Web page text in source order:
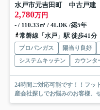
水戸市元吉田町 中古戸建
2,780万円
- / 110.33㎡ / 4LDK /築5年
常磐線「水戸」駅 徒歩41分
プロパンガス 陽当り良好
システムキッチン
カウンタ
24時間ご対応可能です！！フッ
産会社探しでお悩みのお客様、